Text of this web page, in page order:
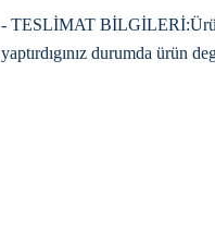
- TESLİMAT BİLGİLERİ:Ürün
yaptırdıgınız durumda ürün